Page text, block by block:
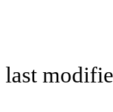
last